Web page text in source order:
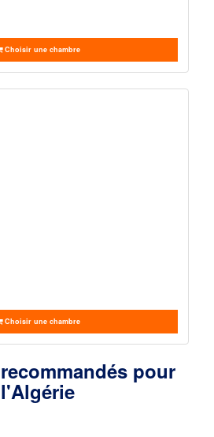
Choisir une chambre
Choisir une chambre
pour
l'Algérie